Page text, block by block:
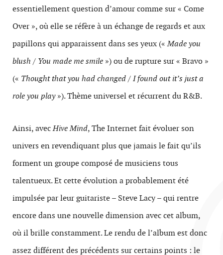
essentiellement question d’amour comme sur « Come
Over », où elle se réfère à un échange de regards et aux
papillons qui apparaissent dans ses yeux («Made you
blush / You made me smile ») ou de rupture sur « Bravo »
(« Thought that you had changed / I found out it’s just a
role you play»). Thème universel et récurrent du R&B.
Ainsi, avecHive Mind, The Internet fait évoluer son
univers en revendiquant plus que jamais le fait qu’ils
forment un groupe composé de musiciens tous
talentueux. Et cette évolution a probablement été
impulsée par leur guitariste – Steve Lacy – qui rentre
encore dans une nouvelle dimension avec cet album,
où il brille constamment. Le rendu de l’album est donc
assez différent des précédents sur certains points : le